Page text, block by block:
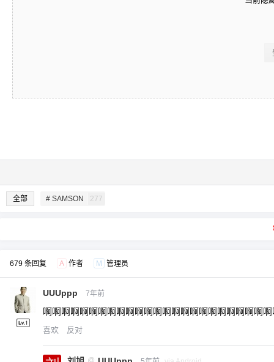
全部 # SAMSON 277
679 条回复 A 作者 M 管理员
UUUppp 7年前
啊啊啊啊啊啊啊啊啊啊啊啊啊啊啊啊啊啊啊啊啊啊啊啊
喜欢 反对
@